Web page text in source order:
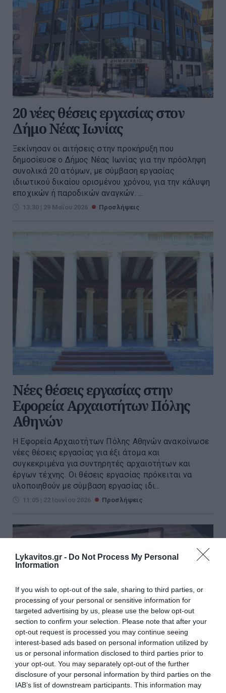
Lykavitos.gr - Do Not Process My Personal
Information
If you wish to opt-out of the sale, sharing to third parties, or
processing of your personal or sensitive information for
targeted advertising by us, please use the below opt-out
section to confirm your selection. Please note that after your
opt-out request is processed you may continue seeing
interest-based ads based on personal information utilized by
us or personal information disclosed to third parties prior to
your opt-out. You may separately opt-out of the further
disclosure of your personal information by third parties on the
IAB’s list of downstream participants. This information may
20 νέες θέσεις εργασίας στον
Δήμο Νέας Ιωνίας
Ξεκίνησαν οι αιτήσεις στην προκήρυξη που
δημοσίευσε ο Δήμος Νέας Ιωνίας για την πρόσληψη
συνολικά 20 ατόμων, με σύμβαση εργασίας
ιδιωτικού δικαίου ορισμένου χρόνου, για την κάλυψη
εποχικών ή παροδικών αναγκών. ...
13:30 | 29 Μαΐου 2026 Προσλήψεις
Νέες θέσεις εργασίας στην
Εφορεία Αρχαιοτήτων Πόλης
Αθηνών
Η Εφορεία Αρχαιοτήτων Πόλης Αθηνών ανακοίνωσε
νέες θέσεις εργασίας για έξι άτομα και
συγκεκριμένα για συντηρητές αρχαιοτήτων και
έργων τέχνης. Οι θέσεις εργασίας πρόκειται να
υλοποιηθούν με σύμβαση εργασίας ιδι...
11:05 | 22 Ιουνίου 2026 Προσλήψεις
ΑΣΕΠ: Σχεδόν 6.000 μόνιμες